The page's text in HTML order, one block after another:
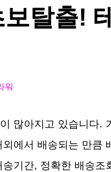
탈출!
워
많아지고 있습니다.
에서 배송되는 만큼
기간, 정확한 배송